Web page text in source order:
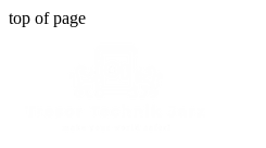
top of page